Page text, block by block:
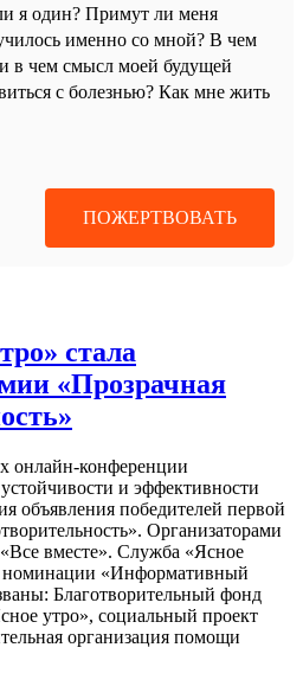
я один? Примут ли меня
именно со мной? В чем
в чем смысл моей будущей
с болезнью? Как мне жить
ПОЖЕРТВОВАТЬ
стала
«Прозрачная
онлайн-конференции
и эффективности
объявления победителей первой
Организаторами
вместе». Служба «Ясное
номинации «Информативный
Благотворительный фонд
утро», социальный проект
организация помощи